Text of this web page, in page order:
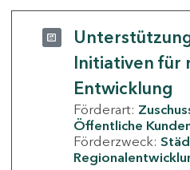
Initiativen für
Entwicklung
Förderart:
Öffentliche
Förderzweck: